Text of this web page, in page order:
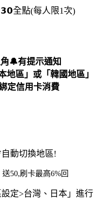
全點(每人限1次)
🔔有提示通知
地區」或「韓國地區」
定信用卡消費
動切換地區!
定>台灣、日本」進行